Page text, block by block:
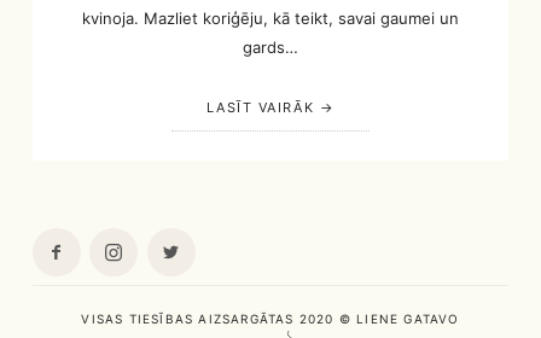
kvinoja. Mazliet koriģēju, kā teikt, savai gaumei un
gards…
LASĪT VAIRĀK
VISAS TIESĪBAS AIZSARGĀTAS 2020 © LIENE GATAVO